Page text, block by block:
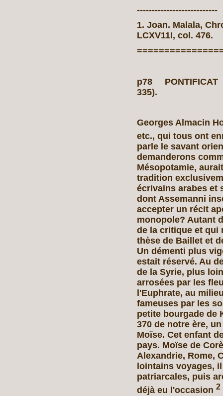
---------------------------
1. Joan. Malala,
LCXV11I, col. 476.
p78 PONTIFICAT
335).
Georges Almacin
etc., qui tous ont
parle le savant
demanderons
Mésopotamie,
tradition
écrivains arabes et
dont Assemanni
accepter un récit
monopole? Autant
de la critique et qui
thèse de Baillet et
Un démenti plus
estait réservé. Au
de la Syrie, plus
arrosées par les
l'Euphrate, au
fameuses par les
petite bourgade de
370 de notre ère,
Moïse. Cet enfant
pays. Moïse de
Alexandrie, Rome,
lointains voyages,
patriarcales, puis
déjà eu l'occasion 2